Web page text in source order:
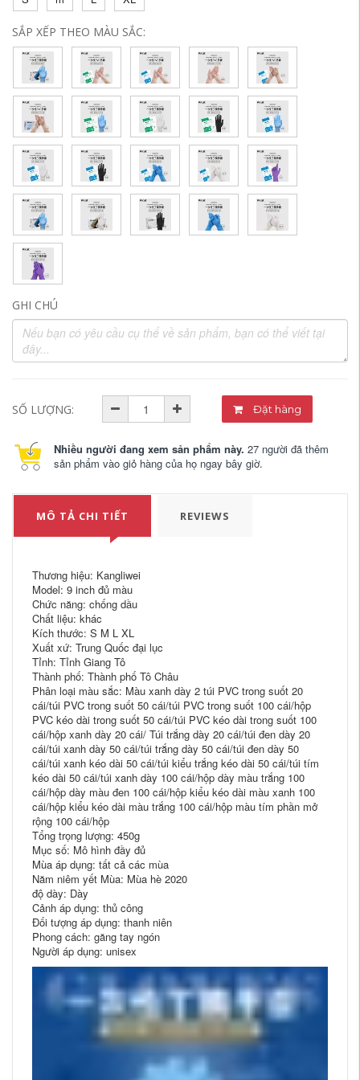
SẮP XẾP THEO MÀU SẮC:
GHI CHÚ
SỐ LƯỢNG: Đặt hàng
Nhiều người đang xem sản phẩm này. 27 người đã thêm
sản phẩm vào giỏ hàng của họ ngay bây giờ.
MÔ TẢ CHI TIẾT REVIEWS
Thương hiệu: Kangliwei
Model: 9 inch đủ màu
Chức năng: chống dầu
Chất liệu: khác
Kích thước: S M L XL
Xuất xứ: Trung Quốc đại lục
Tỉnh: Tỉnh Giang Tô
Thành phố: Thành phố Tô Châu
Phân loại màu sắc: Màu xanh dày 2 túi PVC trong suốt 20
cái/túi PVC trong suốt 50 cái/túi PVC trong suốt 100 cái/hộp
PVC kéo dài trong suốt 50 cái/túi PVC kéo dài trong suốt 100
cái/hộp xanh dày 20 cái/ Túi trắng dày 20 cái/túi đen dày 20
cái/túi xanh dày 50 cái/túi trắng dày 50 cái/túi đen dày 50
cái/túi xanh kéo dài 50 cái/túi kiểu trắng kéo dài 50 cái/túi tím
kéo dài 50 cái/túi xanh dày 100 cái/hộp dày màu trắng 100
cái/hộp dày màu đen 100 cái/hộp kiểu kéo dài màu xanh 100
cái/hộp kiểu kéo dài màu trắng 100 cái/hộp màu tím phần mở
rộng 100 cái/hộp
Tổng trọng lượng: 450g
Mục số: Mô hình đầy đủ
Mùa áp dụng: tất cả các mùa
Năm niêm yết Mùa: Mùa hè 2020
độ dày: Dày
Cảnh áp dụng: thủ công
Đối tượng áp dụng: thanh niên
Phong cách: găng tay ngón
Người áp dụng: unisex